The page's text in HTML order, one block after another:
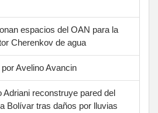
espacios del OAN para la
Cherenkov de agua
Avelino Avancin
Adriani reconstruye pared del
Bolívar tras daños por lluvias